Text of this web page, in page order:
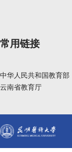
常用链接
中华人民共和国教育部
云南省教育厅